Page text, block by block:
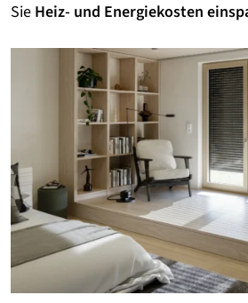
Sie Heiz- und Energiekosten